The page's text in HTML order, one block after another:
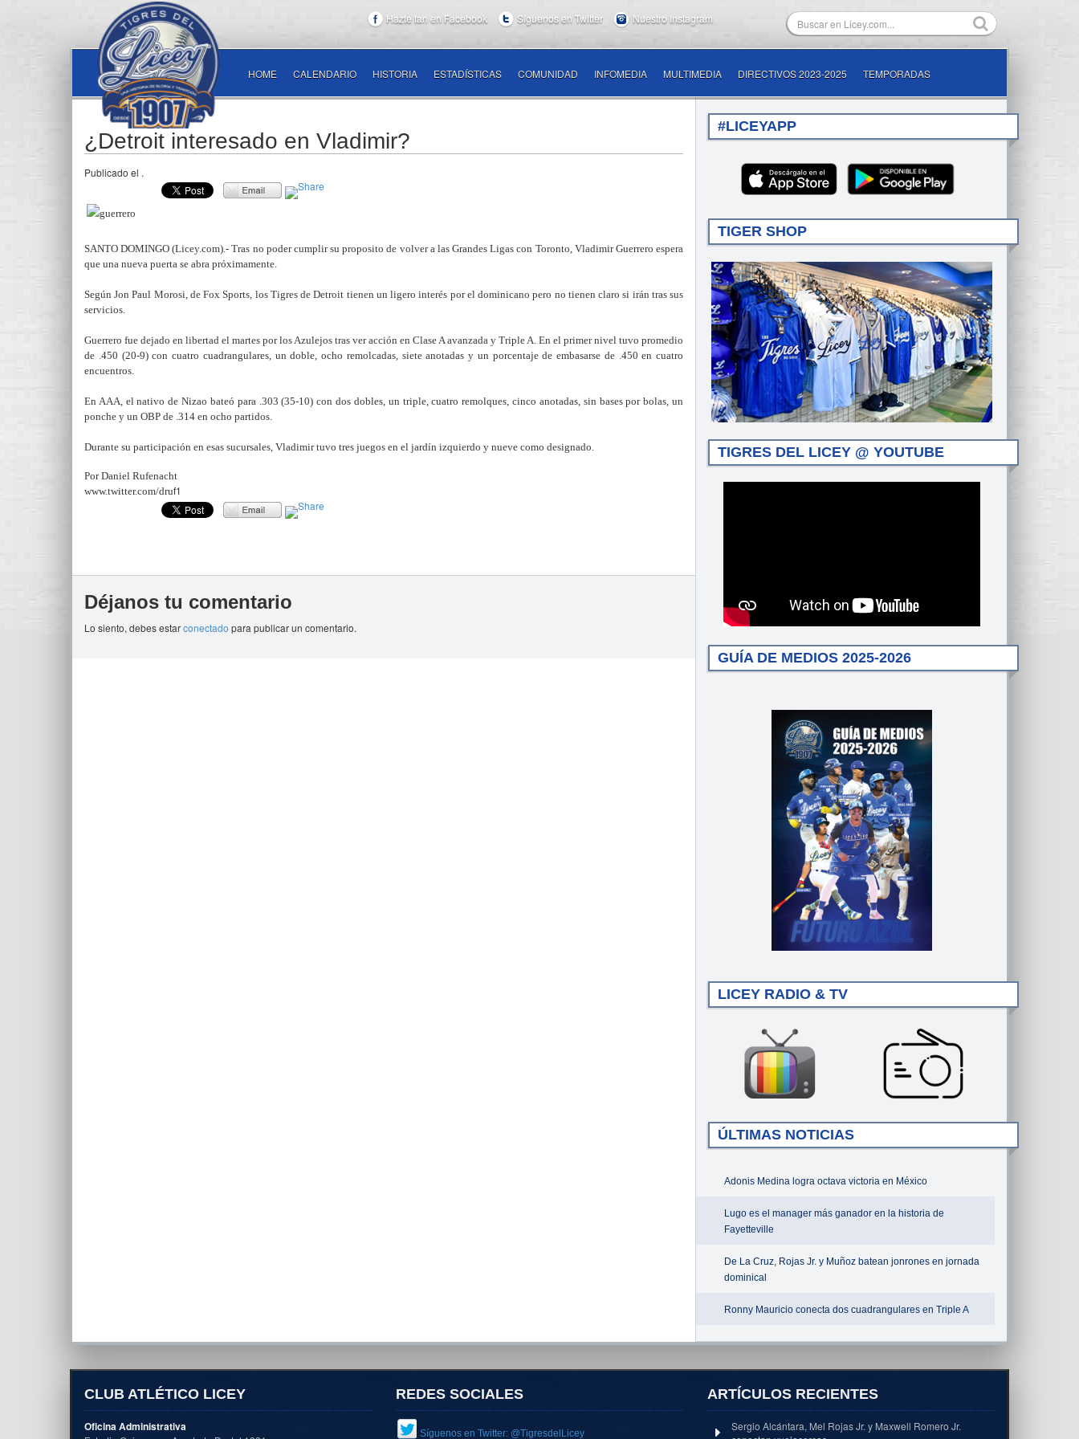
Hazte fan en Facebook Síguenos en Twitter Nuestro Instagram
HOME CALENDARIO HISTORIA ESTADÍSTICAS COMUNIDAD INFOMEDIA MULTIMEDIA DIRECTIVOS 2023-2025 TEMPORADAS
¿Detroit interesado en Vladimir?
Publicado el .
SANTO DOMINGO (Licey.com).- Tras no poder cumplir su proposito de volver a las Grandes Ligas con Toronto, Vladimir Guerrero espera
que una nueva puerta se abra próximamente.
Según Jon Paul Morosi, de Fox Sports, los Tigres de Detroit tienen un ligero interés por el dominicano pero no tienen claro si irán tras sus
servicios.
Guerrero fue dejado en libertad el martes por los Azulejos tras ver acción en Clase A avanzada y Triple A. En el primer nivel tuvo promedio
de .450 (20-9) con cuatro cuadrangulares, un doble, ocho remolcadas, siete anotadas y un porcentaje de embasarse de .450 en cuatro
encuentros.
En AAA, el nativo de Nizao bateó para .303 (35-10) con dos dobles, un triple, cuatro remolques, cinco anotadas, sin bases por bolas, un
ponche y un OBP de .314 en ocho partidos.
Durante su participación en esas sucursales, Vladimir tuvo tres juegos en el jardín izquierdo y nueve como designado.
Por Daniel Rufenacht
www.twitter.com/druf1
Déjanos tu comentario
Lo siento, debes estarconectado para publicar un comentario.
#LICEYAPP
TIGER SHOP
TIGRES DEL LICEY @ YOUTUBE
GUÍA DE MEDIOS 2025-2026
LICEY RADIO & TV
ÚLTIMAS NOTICIAS
Adonis Medina logra octava victoria en México
Lugo es el manager más ganador en la historia de
Fayetteville
De La Cruz, Rojas Jr. y Muñoz batean jonrones en jornada
dominical
Ronny Mauricio conecta dos cuadrangulares en Triple A
CLUB ATLÉTICO LICEY
Oficina Administrativa
REDES SOCIALES
Síguenos en Twitter: @TigresdelLicey
ARTÍCULOS RECIENTES
Sergio Alcántara, Mel Rojas Jr. y Maxwell Romero Jr.